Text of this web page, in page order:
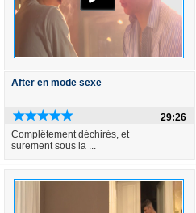
After en mode sexe
29:26
Complêtement déchirés, et
surement sous la ...